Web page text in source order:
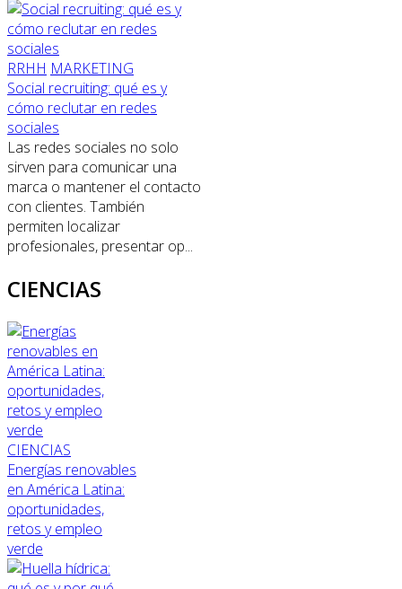
RRHH MARKETING
Social recruiting: qué es y
cómo reclutar en redes
sociales
Las redes sociales no solo
sirven para comunicar una
marca o mantener el contacto
con clientes. También
permiten localizar
profesionales, presentar op...
CIENCIAS
CIENCIAS
Energías renovables
en América Latina:
oportunidades,
retos y empleo
verde